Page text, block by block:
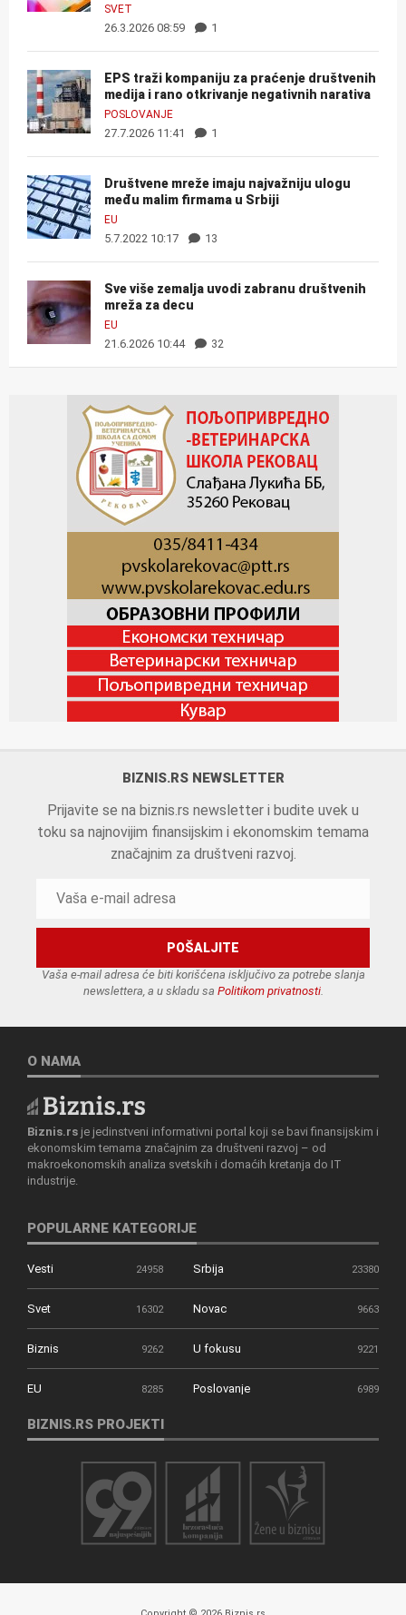
SVET
26.3.2026 08:59 1
EPS traži kompaniju za praćenje društvenih
medija i rano otkrivanje negativnih narativa
POSLOVANJE
27.7.2026 11:41 1
Društvene mreže imaju najvažniju ulogu
među malim firmama u Srbiji
EU
5.7.2022 10:17 13
Sve više zemalja uvodi zabranu društvenih
mreža za decu
EU
21.6.2026 10:44 32
BIZNIS.RS NEWSLETTER
Prijavite se na biznis.rs newsletter i budite uvek u
toku sa najnovijim finansijskim i ekonomskim temama
značajnim za društveni razvoj.
Vaša e-mail adresa će biti korišćena isključivo za potrebe slanja
newslettera, a u skladu sa Politikom privatnosti.
O NAMA
Biznis.rs je jedinstveni informativni portal koji se bavi finansijskim i
ekonomskim temama značajnim za društveni razvoj – od
makroekonomskih analiza svetskih i domaćih kretanja do IT
industrije.
POPULARNE KATEGORIJE
Vesti 24958 Srbija 23380
Svet 16302 Novac 9663
Biznis 9262 U fokusu 9221
EU 8285 Poslovanje 6989
BIZNIS.RS PROJEKTI